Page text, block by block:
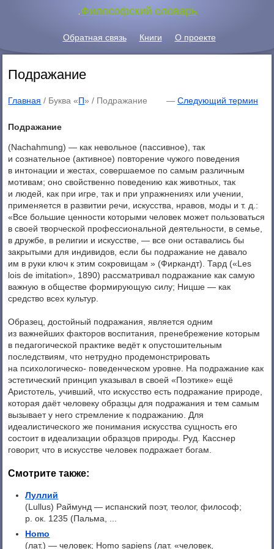
.Философский словарь
Обратная связь Книги О проекте
Подражание
Главная / Буква «П» / Подражание — Следующий термин
Подражание
(Nachahmung) — как невольное (пассивное), так
и сознательное (активное) повторение чужого поведения
в интонации и жестах, совершаемое по самым различным
мотивам; оно свойственно поведению как животных, так
и людей, как при игре, так и при упражнениях или учении,
применяется в развитии речи, искусства, нравов, моды и т. д.:
«Все большие ценности которыми человек может пользоваться
в своей творческой профессиональной деятельности, в семье,
в дружбе, в религии и искусстве, — все они оставались бы
закрытыми для индивидов, если бы подражание не давало
им в руки ключ к этим сокровищам » (Фиркандт). Тард («Les
lois de imitation», 1890) рассматривал подражание как самую
важную в обществе формирующую силу; Ницше — как
средство всех культур.
Образец, достойный подражания, является одним
из важнейших факторов воспитания, пренебрежение которым
в педагогической практике ведёт к опустошительным
последствиям, что нетрудно продемонстрировать
на психологическо- поведенческом уровне. На подражание как
эстетический принцип указывал в своей «Поэтике» ещё
Аристотель, учивший, что искусство есть подражание природе,
которая даёт человеку образцы для подражания и тем самым
вызывает у него стремление к подражанию. Для
идеалистического же понимания искусства сущность его
состоит в идеализации образцов природы. Руд. Касснер
говорит, что в искусстве человек подражает богам.
Смотрите также:
Луллий
(Lullus) Раймунд — испанский поэт, теолог, философ;
р. ок. 1235 (Пальма, ...
Homo
(лат.) — человек; Homo sapiens (лат. «человек,